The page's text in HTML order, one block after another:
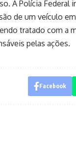
A Polícia Federal
de um veículo
tratado com a
pelas ações.
Facebook